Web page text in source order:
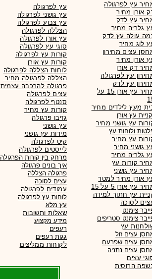
עץ לפרגולה
עץ גושני לפרגולה
עץ צבוע לפרגולה
הצללה לפרגולה
עץ אורן לפרגולה
סוגי עץ לפרגולה
קורות עץ לפרגולה
קורות עץ אורן
לוחות הצללה לפרגולה
הצללה לפרגולה מחיר
פרגולה להרכבה עצמית
עצים לפרגולה
סנטף לפרגולה
קורות עץ מחיר
גזיבו פרגולה
עץ גושני
מידות עץ גושני
קיט לפרגולה
לייסטים לפרגולה
מרחק בין קורות הפרגולה
איך בונים פרגולה
פרגולה הצללה
עצים לסוכה
עמודים לפרגולה
לוחות עץ לפרגולה
עץ מלא
שאלות ותשובות
מידע מקצוע
רעפים
גגות רעפים
לקוחות ממליצים
עץ לפרגולה
אורן מחיר
עץ לדק
גלריה מחיר
עולה עץ לדק
לוג מחיר
עצים מחירון
אורן מחיר
דק אורן
עץ לפרגולה
עץ לדק
מחיר עץ אורן 15 על
מעץ לילדים מחיר
עץ גושני מחיר
ולוחות עץ
עץ מחיר
גושני מחיר
גלריה מחיר
קורות עץ
עץ גושני
אורן מחיר למטר
עץ אורן 5 על 15
עץ חתוך למידה
לסוכה
צימנט
צימנט סטריפים
עץ
עצים זול
עצים שפרעם
עצים נתניה
עצים
הרוסית